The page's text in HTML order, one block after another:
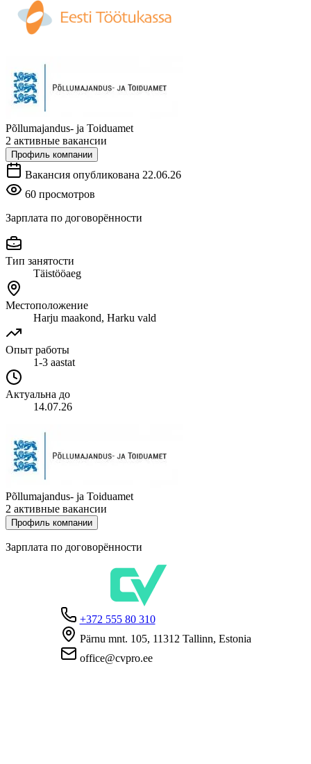
Põllumajandus- ja Toiduamet
2 активные вакансии
Профиль компании
Вакансия опубликована 22.06.26
60 просмотров
Зарплата по договорённости
Тип занятости
Täistööaeg
Местоположение
Harju maakond, Harku vald
Опыт работы
1-3 aastat
Актуальна до
14.07.26
Põllumajandus- ja Toiduamet
2 активные вакансии
Профиль компании
Зарплата по договорённости
+372 555 80 310
Pärnu mnt. 105, 11312 Tallinn, Estonia
office@cvpro.ee